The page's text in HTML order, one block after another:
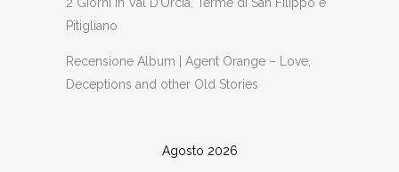
Pitigliano
Recensione Album | Agent Orange – Love,
Deceptions and other Old Stories
Agosto 2026